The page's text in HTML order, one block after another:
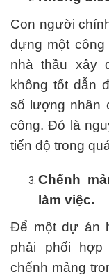
Con người
dựng một
nhà thầu xây
không tốt dẫn
số lượng nhân
công. Đó là
tiến độ trong
Chểnh
làm việc.
Để một dự án
phải phối hợp
chểnh mảng